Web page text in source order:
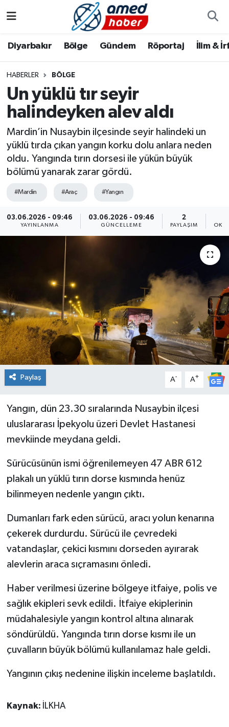
Diyarbakır Bölge Gündem Röportaj İlim &
HABERLER BÖLGE
Un yüklü tır seyir
halindeyken alev aldı
Mardin’in Nusaybin ilçesinde seyir halindeki un
yüklü tırda çıkan yangın korku dolu anlara neden
oldu. Yangında tırın dorsesi ile yükün büyük
bölümü yanarak zarar gördü.
#Mardin #Araç #Yangın
03.06.2026 - 09:46
YAYINLANMA
03.06.2026 - 09:46
GÜNCELLEME
2
PAYLAŞIM
Paylaş A- A+
Yangın, dün 23.30 sıralarında Nusaybin ilçesi
uluslararası İpekyolu üzeri Devlet Hastanesi
mevkiinde meydana geldi.
Sürücüsünün ismi öğrenilemeyen 47 ABR 612
plakalı un yüklü tırın dorse kısmında henüz
bilinmeyen nedenle yangın çıktı.
Dumanları fark eden sürücü, aracı yolun kenarına
çekerek durdurdu. Sürücü ile çevredeki
vatandaşlar, çekici kısmını dorseden ayırarak
alevlerin araca sıçramasını önledi.
Haber verilmesi üzerine bölgeye itfaiye, polis ve
sağlık ekipleri sevk edildi. İtfaiye ekiplerinin
müdahalesiyle yangın kontrol altına alınarak
söndürüldü. Yangında tırın dorse kısmı ile un
çuvalların büyük bölümü kullanılamaz hale geldi.
Yangının çıkış nedenine ilişkin inceleme başlatıldı.
Kaynak: İLKHA
Bölge
Röportaj
Foto Galeri
Yazarlar
Aile
Asayiş
Bilim & Teknoloji
Bölge
Dünya
Eğitim
Ekonomi
Gündem
İlim & İrfan
Kültür & Sanat
KURDÎ
Sağlık
Sağlık & Yaşam
Spor
Diyarbakır Hava Durumu
Diyarbakır Namaz Vakitleri
Diyarbakır Trafik Yoğunluk Haritası
Süper Lig Puan Durumu ve Fikstür
Tüm Manşetler
Son Dakika Haberleri
Haber Arşivi